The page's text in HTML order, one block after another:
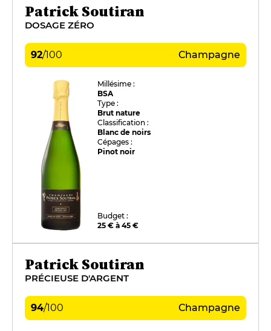
Patrick Soutiran
DOSAGE ZÉRO
92/100 Champagne
Millésime :
BSA
Type :
Brut nature
Classification :
Blanc de noirs
Cépages :
Pinot noir
Budget :
25 € à 45 €
Patrick Soutiran
PRÉCIEUSE D'ARGENT
94/100 Champagne